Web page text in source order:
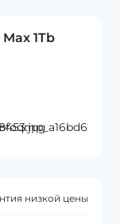
1Tb
низкой цены